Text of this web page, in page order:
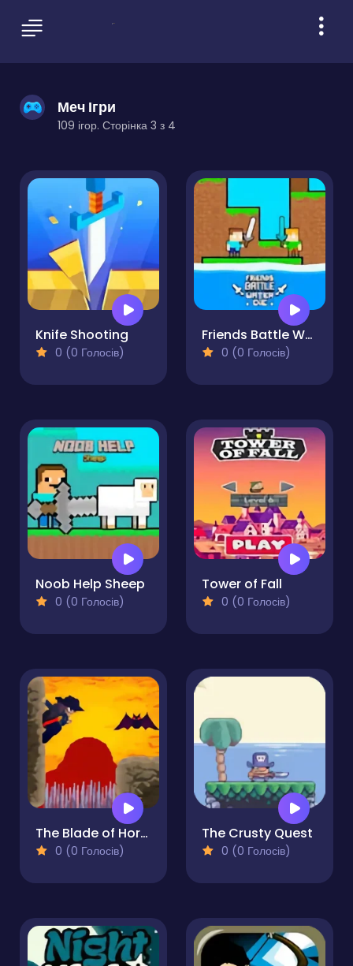
Меч Ігри
109 ігор. Сторінка 3 з 4
Knife Shooting
0 (0 Голосів)
Friends Battle Water Die
0 (0 Голосів)
Noob Help Sheep
0 (0 Голосів)
Tower of Fall
0 (0 Голосів)
The Blade of Horace
0 (0 Голосів)
The Crusty Quest
0 (0 Голосів)